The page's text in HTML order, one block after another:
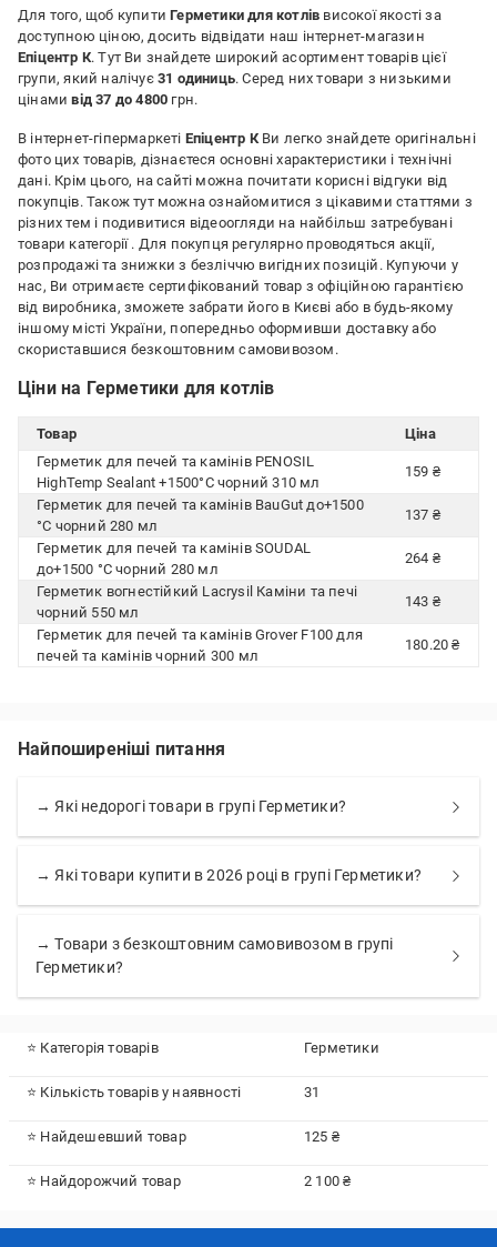
Для того, щоб купитиГерметики для котлів високої якості за
доступною ціною, досить відвідати наш інтернет-магазин
Епіцентр К. Тут Ви знайдете широкий асортимент товарів цієї
групи, який налічує 31 одиниць. Серед них товари з низькими
цінамивід 37 до 4800 грн.
В інтернет-гіпермаркеті Епіцентр КВи легко знайдете оригінальні
фото цих товарів, дізнаєтеся основні характеристики і технічні
дані. Крім цього, на сайті можна почитати корисні відгуки від
покупців. Також тут можна ознайомитися з цікавими статтями з
різних тем і подивитися відеоогляди на найбільш затребувані
товари категорії . Для покупця регулярно проводяться акції,
розпродажі та знижки з безліччю вигідних позицій. Купуючи у
нас, Ви отримаєте сертифікований товар з офіційною гарантією
від виробника, зможете забрати його в Києві або в будь-якому
іншому місті України, попередньо оформивши доставку або
скориставшися безкоштовним самовивозом.
Ціни на Герметики для котлів
Товар
Ціна
Герметик для печей та камінів PENOSIL
HighTemp Sealant +1500°C чорний 310 мл
159 ₴
Герметик для печей та камінів BauGut до+1500
°C чорний 280 мл
137 ₴
Герметик для печей та камінів SOUDAL
до+1500 °C чорний 280 мл
264 ₴
Герметик вогнестійкий Lacrysil Каміни та печі
чорний 550 мл
143 ₴
Герметик для печей та камінів Grover F100 для
печей та камінів чорний 300 мл
180.20 ₴
Найпоширеніші питання
→ Які недорогі товари в групі Герметики?
→ Які товари купити в 2026 році в групі Герметики?
→ Товари з безкоштовним самовивозом в групі
Герметики?
⭐ Категорія товарів Герметики
⭐ Кількість товарів у наявності 31
⭐ Найдешевший товар 125 ₴
⭐ Найдорожчий товар 2 100 ₴